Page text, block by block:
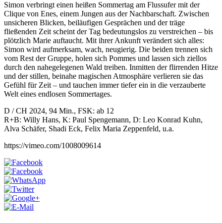
Simon verbringt einen heißen Sommertag am Flussufer mit der
Clique von Enes, einem Jungen aus der Nachbarschaft. Zwischen
unsicheren Blicken, beiläufigen Gesprächen und der träge
fließenden Zeit scheint der Tag bedeutungslos zu verstreichen – bis
plötzlich Marie auftaucht. Mit ihrer Ankunft verändert sich alles:
Simon wird aufmerksam, wach, neugierig. Die beiden trennen sich
vom Rest der Gruppe, holen sich Pommes und lassen sich ziellos
durch den nahegelegenen Wald treiben. Inmitten der flirrenden Hitze
und der stillen, beinahe magischen Atmosphäre verlieren sie das
Gefühl für Zeit – und tauchen immer tiefer ein in die verzauberte
Welt eines endlosen Sommertages.
D / CH 2024, 94 Min., FSK: ab 12
R+B: Willy Hans, K: Paul Spengemann, D: Leo Konrad Kuhn,
Alva Schäfer, Shadi Eck, Felix Maria Zeppenfeld, u.a.
https://vimeo.com/1008009614